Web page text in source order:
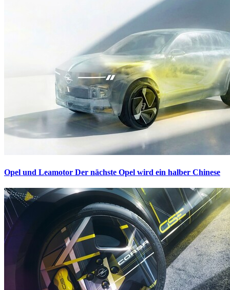
Opel und Leamotor Der nächste Opel wird ein halber Chinese